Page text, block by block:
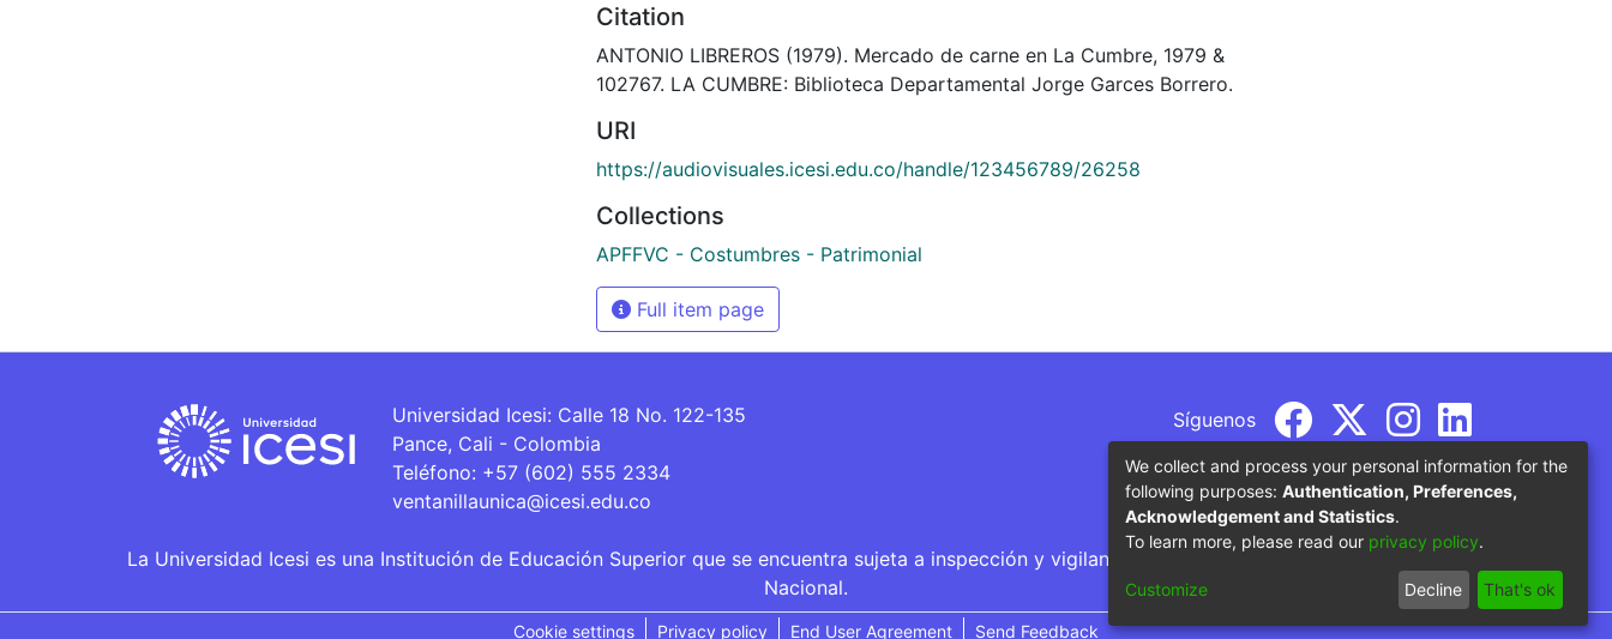
Citation
ANTONIO LIBREROS (1979). Mercado de carne en La Cumbre, 1979 &
102767. LA CUMBRE: Biblioteca Departamental Jorge Garces Borrero.
URI
https://audiovisuales.icesi.edu.co/handle/123456789/26258
Collections
APFFVC - Costumbres - Patrimonial
Full item page
Universidad Icesi: Calle 18 No. 122-135
Pance, Cali - Colombia
Teléfono: +57 (602) 555 2334
ventanillaunica@icesi.edu.co
Síguenos
La Universidad Icesi es una Institución de Educación Superior que se encuentra sujeta a inspección y vigilancia por parte del Ministerio de Educación
Nacional.
Cookie settings Privacy policy End User Agreement Send Feedback
We collect and process your personal information for the
following purposes: Authentication, Preferences,
Acknowledgement and Statistics.
To learn more, please read our privacy policy.
Customize Decline That's ok